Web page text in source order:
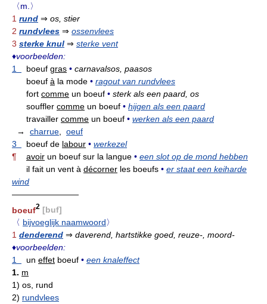
〈m.〉
1 rund ⇒ os, stier
2 rundvlees ⇒ ossenvlees
3 sterke knul ⇒ sterke vent
♦voorbeelden:
1
boeuf gras • carnavalsos, paasos
boeuf à la mode • ragout van rundvlees
fort comme un boeuf • sterk als een paard, os
souffler comme un boeuf • hijgen als een paard
travailler comme un boeuf • werken als een paard
→ charrue
oeuf
3
boeuf de labour • werkezel
¶
avoir un boeuf sur la langue • een slot op de mond hebben
il fait un vent à décorner les boeufs • er staat een keiharde
wind
————————
boeuf2 [buf]
〈 bijvoeglijk naamwoord〉
1 denderend ⇒ daverend, hartstikke goed, reuze-, moord-
♦voorbeelden:
1
un effet boeuf • een knaleffect
1. m
1) os, rund
2) rundvlees